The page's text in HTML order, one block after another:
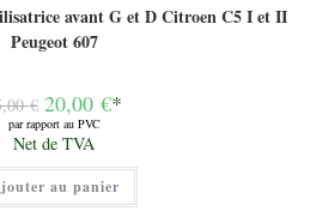
avant G et D Citroen C5 I et II
Peugeot 607
€ Le
prix
initial
était :
35,00 €.
20,00 €*
par rapport au PVC
Le
prix
actuel
est :
20,00 €.
Net de TVA
au panier